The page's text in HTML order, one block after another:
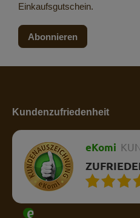
Einkaufsgutschein.
Abonnieren
Kundenzufriedenheit
eKomi